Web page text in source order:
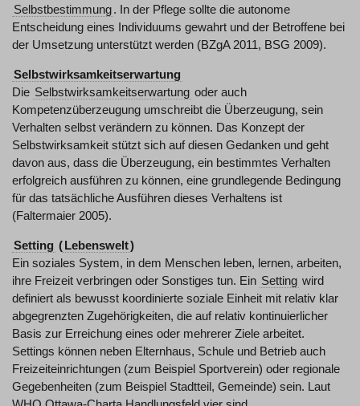
Selbstbestimmung. In der Pflege sollte die autonome
Entscheidung eines Individuums gewahrt und der Betroffene bei
der Umsetzung unterstützt werden (BZgA 2011, BSG 2009).
Selbstwirksamkeitserwartung
Die Selbstwirksamkeitserwartung oder auch
Kompetenzüberzeugung umschreibt die Überzeugung, sein
Verhalten selbst verändern zu können. Das Konzept der
Selbstwirksamkeit stützt sich auf diesen Gedanken und geht
davon aus, dass die Überzeugung, ein bestimmtes Verhalten
erfolgreich ausführen zu können, eine grundlegende Bedingung
für das tatsächliche Ausführen dieses Verhaltens ist
(Faltermaier 2005).
Setting (Lebenswelt)
Ein soziales System, in dem Menschen leben, lernen, arbeiten,
ihre Freizeit verbringen oder Sonstiges tun. Ein Setting wird
definiert als bewusst koordinierte soziale Einheit mit relativ klar
abgegrenzten Zugehörigkeiten, die auf relativ kontinuierlicher
Basis zur Erreichung eines oder mehrerer Ziele arbeitet.
Settings können neben Elternhaus, Schule und Betrieb auch
Freizeiteinrichtungen (zum Beispiel Sportverein) oder regionale
Gegebenheiten (zum Beispiel Stadtteil, Gemeinde) sein. Laut